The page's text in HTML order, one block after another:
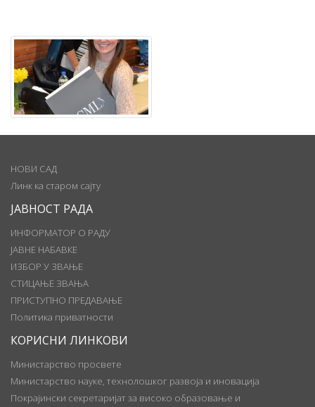
НОВИ САД
Линк ка старом сајту
ЈАВНОСТ РАДА
ИНФОРМАТОР О РАДУ
ЈАВНЕ НАБАВКЕ
ИЗБОР У ЗВАЊЕ
СТИЦАЊЕ ЗВАЊА
ПРИСТУПНО ПРЕДАВАЊЕ
Политика приватности
КОРИСНИ ЛИНКОВИ
Министарство просвете
Министарство науке, технолошког развоја и иновација
Покрајински секретаријат за високо образовање и